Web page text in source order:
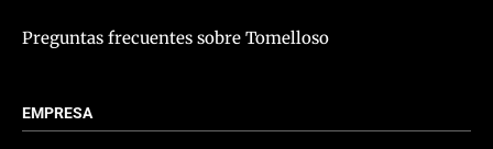
Preguntas frecuentes sobre Tomelloso
EMPRESA